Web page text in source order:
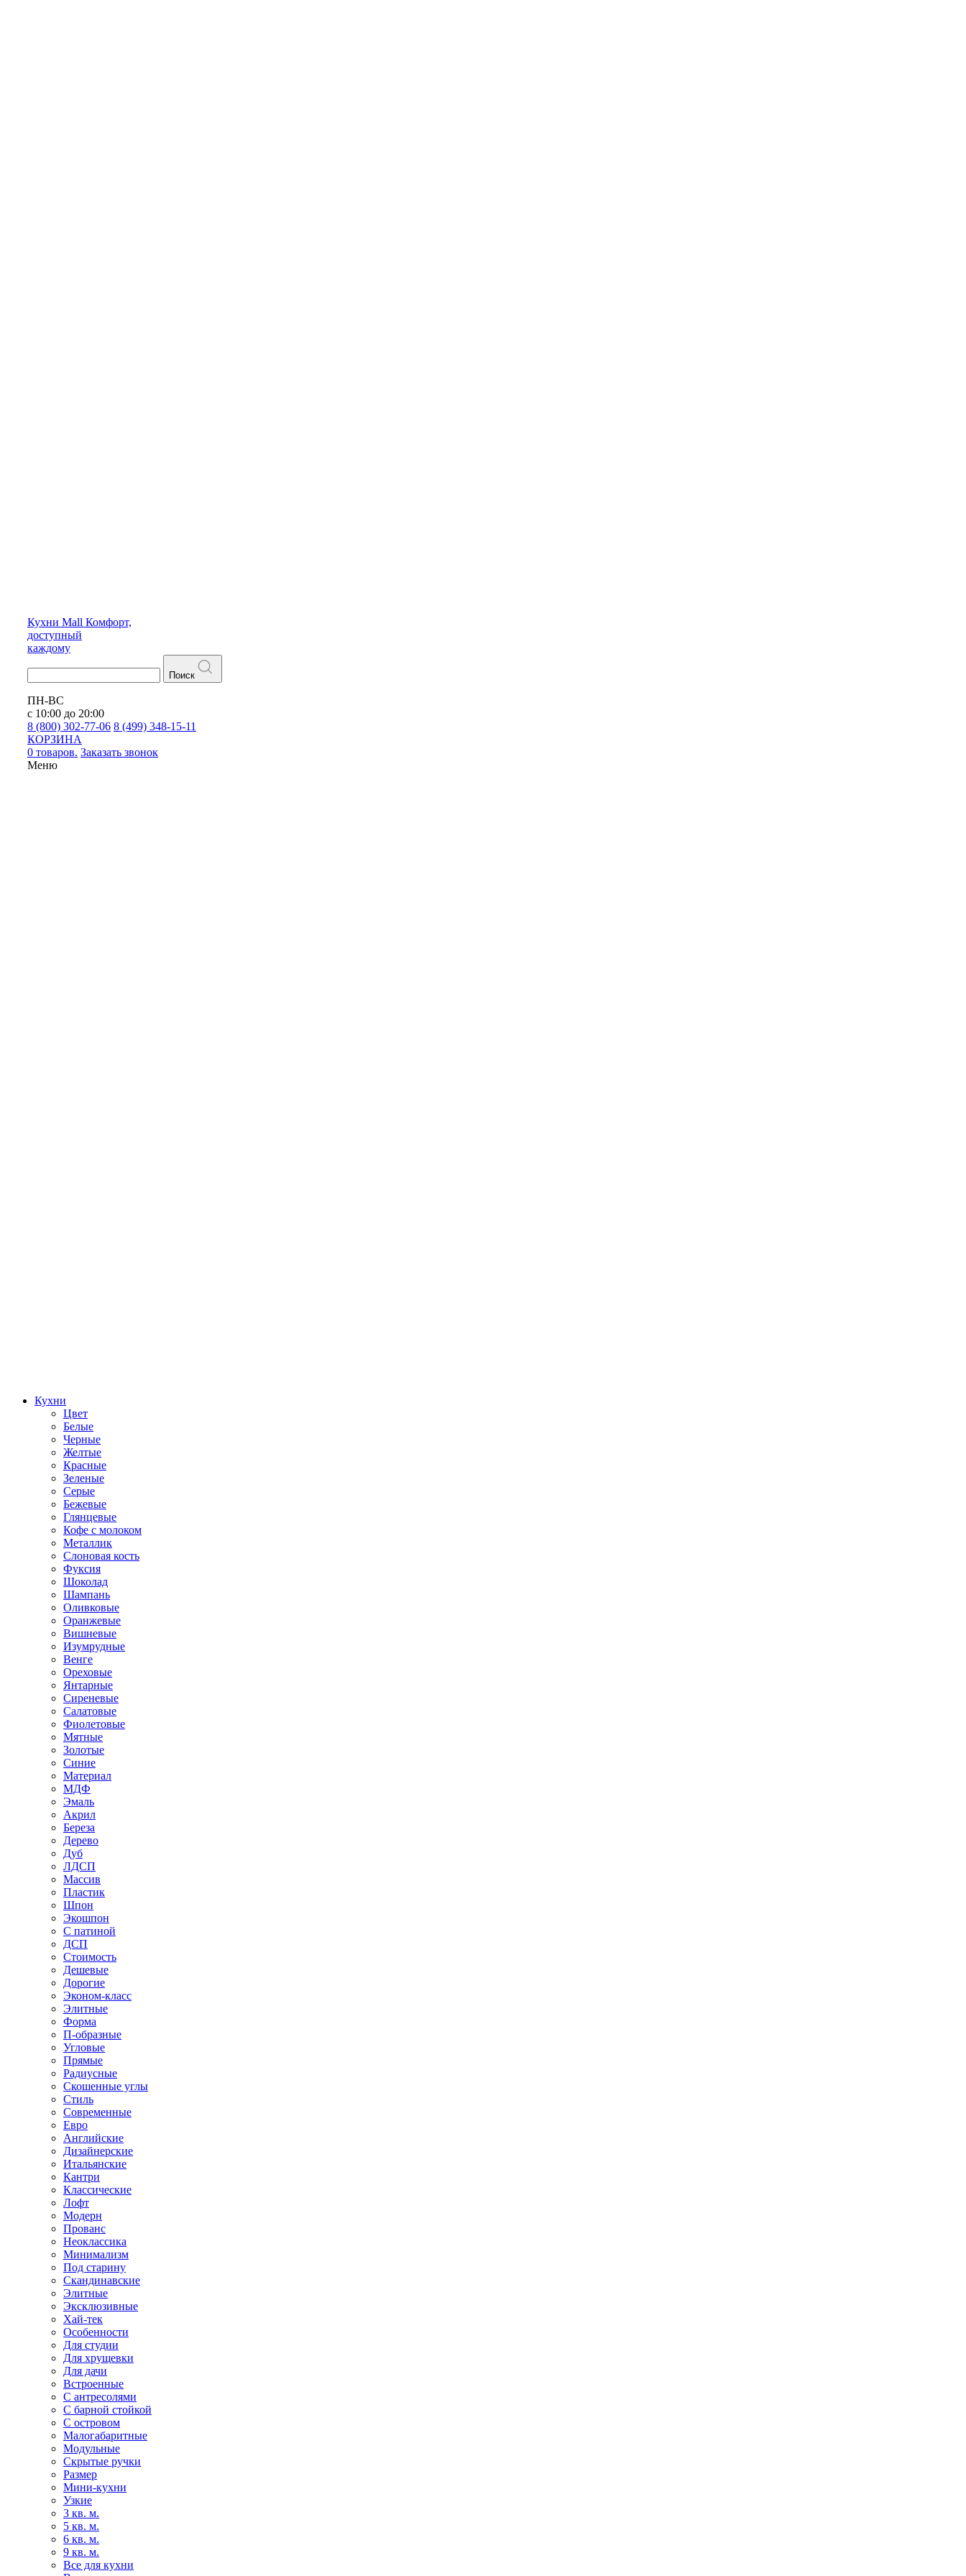
Кухни Mall Комфорт,
доступный
каждому
Поиск
ПН-ВС
с 10:00 до 20:00
8 (800) 302-77-06 8 (499) 348-15-11
КОРЗИНА
0 товаров. Заказать звонок
Меню
Кухни
Цвет
Белые
Черные
Желтые
Красные
Зеленые
Серые
Бежевые
Глянцевые
Кофе с молоком
Металлик
Слоновая кость
Фуксия
Шоколад
Шампань
Оливковые
Оранжевые
Вишневые
Изумрудные
Венге
Ореховые
Янтарные
Сиреневые
Салатовые
Фиолетовые
Мятные
Золотые
Синие
Материал
МДФ
Эмаль
Акрил
Береза
Дерево
Дуб
ЛДСП
Массив
Пластик
Шпон
Экошпон
С патиной
ДСП
Стоимость
Дешевые
Дорогие
Эконом-класс
Элитные
Форма
П-образные
Угловые
Прямые
Радиусные
Скошенные углы
Стиль
Современные
Евро
Английские
Дизайнерские
Итальянские
Кантри
Классические
Лофт
Модерн
Прованс
Неоклассика
Минимализм
Под старину
Скандинавские
Элитные
Эксклюзивные
Хай-тек
Особенности
Для студии
Для хрущевки
Для дачи
Встроенные
С антресолями
С барной стойкой
С островом
Малогабаритные
Модульные
Скрытые ручки
Размер
Мини-кухни
Узкие
3 кв. м.
5 кв. м.
6 кв. м.
9 кв. м.
Все для кухни